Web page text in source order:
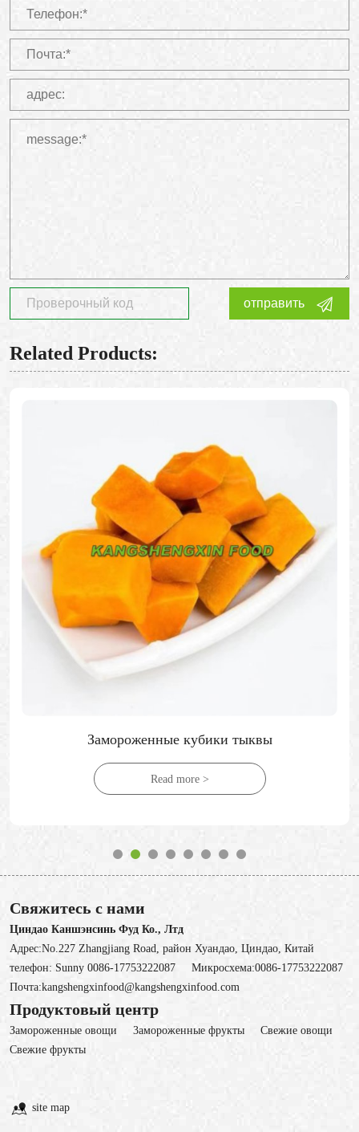
отправить
Related Products:
Замороженные кубики тыквы
Read more >
Свяжитесь с нами
Циндао Каншэнсинь Фуд Ко., Лтд
Адрес:No.227 Zhangjiang Road, район Хуандао, Циндао, Китай
телефон: Sunny 0086-17753222087 Микросхема:0086-17753222087
Почта:kangshengxinfood@kangshengxinfood.com
Продуктовый центр
Замороженные овощи 3амороженные фрукты
Свежие овощи
Cвежие фрукты
site map